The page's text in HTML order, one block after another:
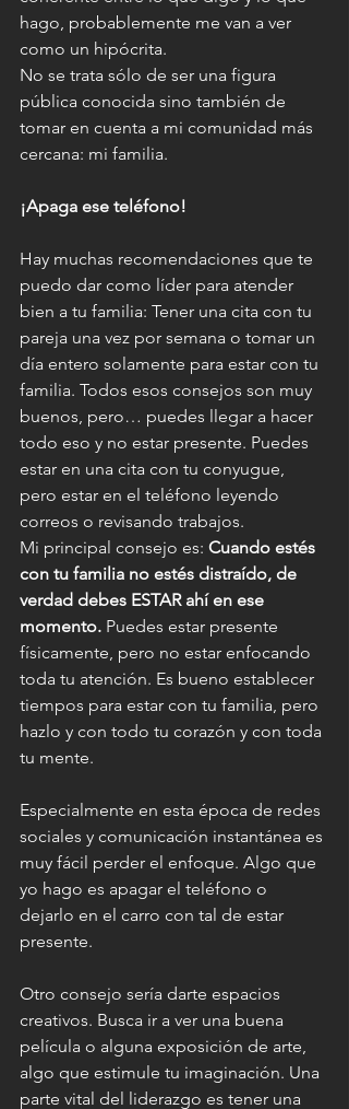
hago, probablemente me van a ver
como un hipócrita.
No se trata sólo de ser una figura
pública conocida sino también de
tomar en cuenta a mi comunidad más
cercana: mi familia.
¡Apaga ese teléfono!
Hay muchas recomendaciones que te
puedo dar como líder para atender
bien a tu familia: Tener una cita con tu
pareja una vez por semana o tomar un
día entero solamente para estar con tu
familia. Todos esos consejos son muy
buenos, pero… puedes llegar a hacer
todo eso y no estar presente. Puedes
estar en una cita con tu conyugue,
pero estar en el teléfono leyendo
correos o revisando trabajos.
Mi principal consejo es: Cuando estés
con tu familia no estés distraído, de
verdad debes ESTAR ahí en ese
momento. Puedes estar presente
físicamente, pero no estar enfocando
toda tu atención. Es bueno establecer
tiempos para estar con tu familia, pero
hazlo y con todo tu corazón y con toda
tu mente.
Especialmente en esta época de redes
sociales y comunicación instantánea es
muy fácil perder el enfoque. Algo que
yo hago es apagar el teléfono o
dejarlo en el carro con tal de estar
presente.
Otro consejo sería darte espacios
creativos. Busca ir a ver una buena
película o alguna exposición de arte,
algo que estimule tu imaginación. Una
parte vital del liderazgo es tener una